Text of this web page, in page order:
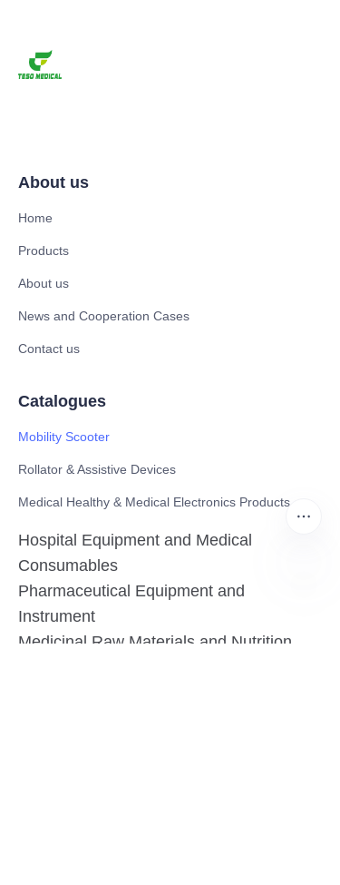
About us
Home
Products
About us
News and Cooperation Cases
Contact us
Catalogues
Mobility Scooter
Rollator & Assistive Devices
Medical Healthy & Medical Electronics Products
Hospital Equipment and Medical
Consumables
Pharmaceutical Equipment and
Instrument
Medicinal Raw Materials and Nutrition
PO